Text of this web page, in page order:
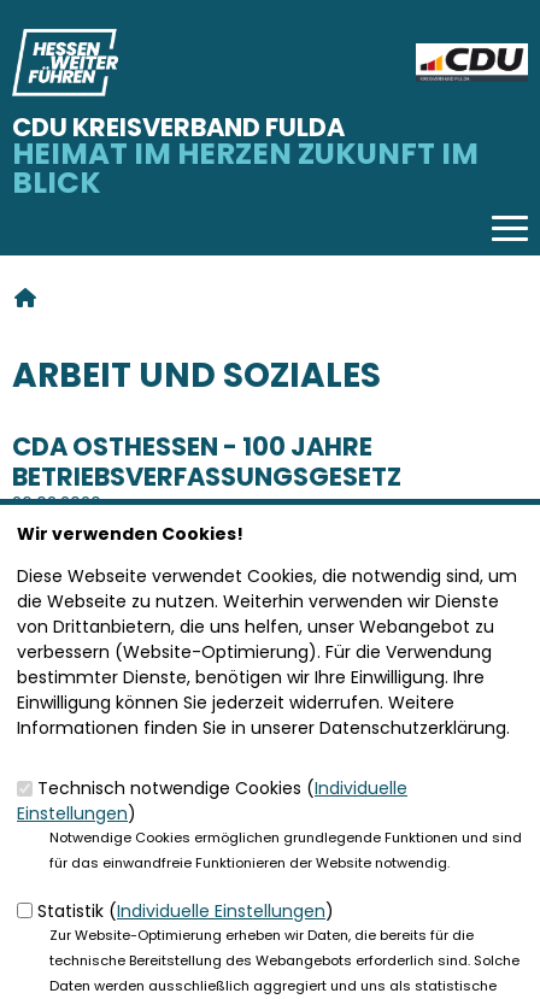
CDU KREISVERBAND FULDA
HEIMAT IM HERZEN ZUKUNFT IM
BLICK
SIE SIND HIER
ARBEIT UND SOZIALES
ARBEIT UND SOZIALES
CDA OSTHESSEN - 100 JAHRE
BETRIEBSVERFASSUNGSGESETZ
26.02.2020
CDA fordert schnelle Umsetzung des Koalitionsvertrages
mehr lesen
AUFRUF ZUR TEILNAHME AM
GASTSTÄTTENFÖRDERPROGRAMM
Bewerbungen ab 8. Februar 2023 möglich
mehr lesen
CDA HERBSTTAGUNG
CDA diskutiert in Künzell die Auswirkungen der Digitalisierung
auf die Arbeitnehmer.
Wir verwenden Cookies!
Diese Webseite verwendet Cookies, die notwendig sind, um
die Webseite zu nutzen. Weiterhin verwenden wir Dienste
von Drittanbietern, die uns helfen, unser Webangebot zu
verbessern (Website-Optimierung). Für die Verwendung
bestimmter Dienste, benötigen wir Ihre Einwilligung. Ihre
Einwilligung können Sie jederzeit widerrufen. Weitere
Informationen finden Sie in unserer Datenschutzerklärung.
Technisch notwendige Cookies (Individuelle
Einstellungen)
Notwendige Cookies ermöglichen grundlegende Funktionen und sind
für das einwandfreie Funktionieren der Website notwendig.
Statistik (Individuelle Einstellungen)
Zur Website-Optimierung erheben wir Daten, die bereits für die
technische Bereitstellung des Webangebots erforderlich sind. Solche
Daten werden ausschließlich aggregiert und uns als statistische